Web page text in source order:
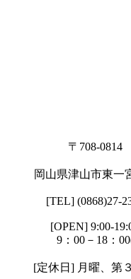
〒708-0814
岡山県津山市東一
[TEL] (0868)27-
[OPEN] 9:00-
：00－18：00(日
[定休日] 月曜、第